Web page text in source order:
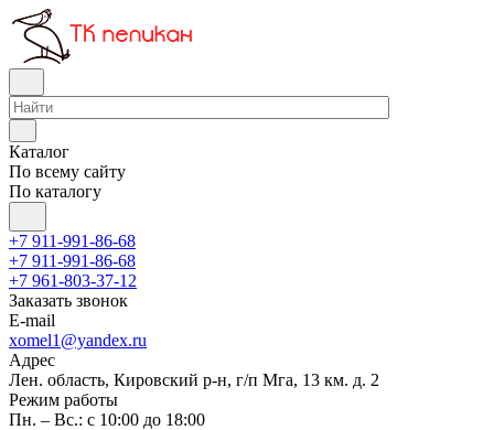
Каталог
По всему сайту
По каталогу
+7 911-991-86-68
+7 911-991-86-68
+7 961-803-37-12
Заказать звонок
E-mail
xomel1@yandex.ru
Адрес
Лен. область, Кировский р-н, г/п Мга, 13 км. д. 2
Режим работы
Пн. – Вс.: с 10:00 до 18:00